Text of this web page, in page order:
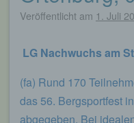
Veröffentlicht am 1. Juli
LG Nachwuchs am
(fa) Rund 170
das 56. Bergsportfest
abgegeben. Bei